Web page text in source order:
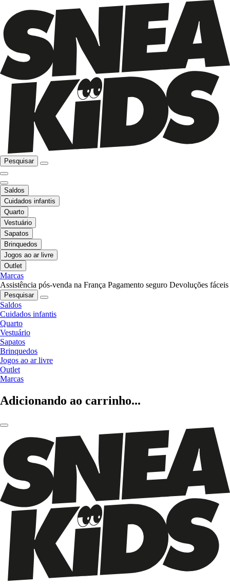
Pesquisar
Saldos
Cuidados infantis
Quarto
Vestuário
Sapatos
Brinquedos
Jogos ao ar livre
Outlet
Marcas
Assistência pós-venda na França Pagamento seguro Devoluções fáceis
Pesquisar
Saldos
Cuidados infantis
Quarto
Vestuário
Sapatos
Brinquedos
Jogos ao ar livre
Outlet
Marcas
Adicionando ao carrinho...